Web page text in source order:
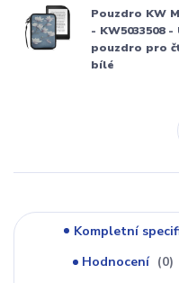
Pouzdro KW
- KW5033508
pouzdro pro
bílé
Kompletní
Hodnocení
0